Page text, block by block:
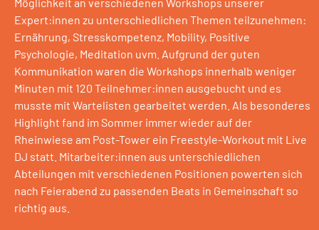
Expert:innen zu unterschiedlichen Themen teilzunehmen:
Ernährung, Stresskompetenz, Mobility, Positive
Psychologie, Meditation uvm. Aufgrund der guten
Kommunikation waren die Workshops innerhalb weniger
Minuten mit 120 Teilnehmer:innen ausgebucht und es
musste mit Wartelisten gearbeitet werden. Als besonderes
Highlight fand im Sommer immer wieder auf der
Rheinwiese am Post-Tower ein Freestyle-Workout mit Live
DJ statt. Mitarbeiter:innen aus unterschiedlichen
Abteilungen mit verschiedenen Positionen powerten sich
nach Feierabend zu passenden Beats in Gemeinschaft so
richtig aus.